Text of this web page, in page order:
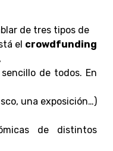
de tres tipos de
el crowdfunding
,
de todos. En
una exposición…)
de distintos